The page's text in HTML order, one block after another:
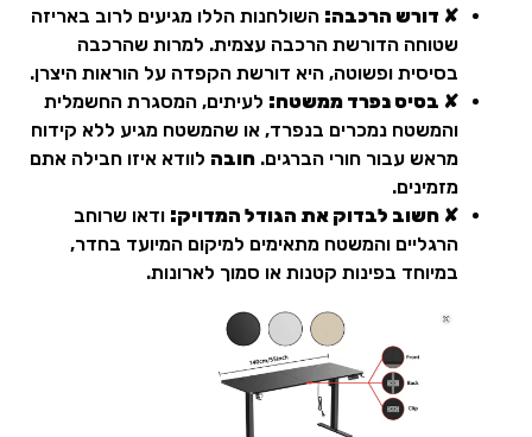
✘ דורש הרכבה: השולחנות הללו מגיעים לרוב באריזה
שטוחה הדורשת הרכבה עצמית. למרות שהרכבה
בסיסית ופשוטה, היא דורשת הקפדה על הוראות היצרן.
✘ בסיס נפרד ממשטח: לעיתים, המסגרת החשמלית
והמשטח נמכרים בנפרד, או שהמשטח מגיע ללא קידוח
מראש עבור חורי הברגים. חובה לוודא איזו חבילה אתם
מזמינים.
✘ חשוב לבדוק את הגודל המדויק: ודאו שרוחב
הרגליים והמשטח מתאימים למיקום המיועד בחדר,
במיוחד בפינות קטנות או סמוך לארונות.